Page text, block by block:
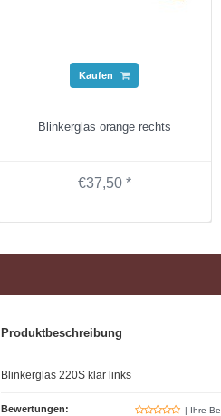
Kaufen
Blinkerglas orange rechts
€37,50 *
Produktbeschreibung
Blinkerglas 220S klar links
Bewertungen: | Ihre